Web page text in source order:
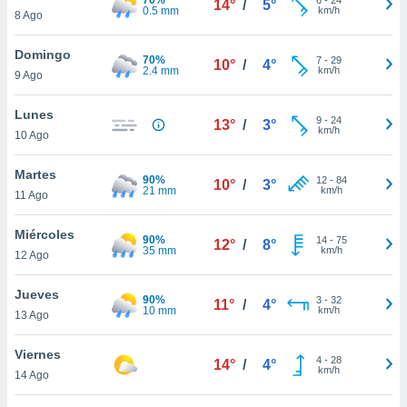
más
nuestra
y
de
disponible
cookies
aceptar
8 Ago
0.5 mm
14° / 5°
km/h
Domingo
9 Ago
70%
2.4 mm
10° / 4° 7- 29
km/h
Lunes
10 Ago
13° / 3° 9- 24
km/h
Martes
11 Ago
90%
21 mm
10° / 3° 12- 84
km/h
Miércoles
12 Ago
90%
35 mm
12° / 8° 14- 75
km/h
Jueves
13 Ago
90%
10 mm
11° / 4° 3- 32
km/h
Viernes
14 Ago
14° / 4° 4- 28
km/h